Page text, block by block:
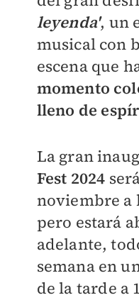
leyenda', un
musical con
escena que
momento
lleno de
La gran
Fest 2024
noviembre a
pero estará
adelante,
semana en
de la tarde a